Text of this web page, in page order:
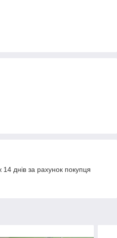
днів за рахунок покупця